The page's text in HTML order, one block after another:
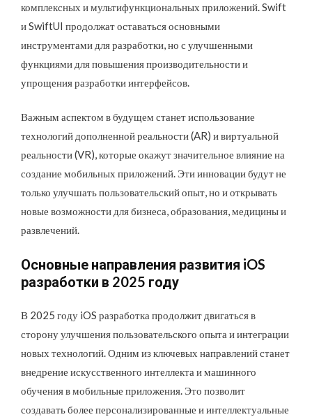
комплексных и мультифункциональных приложений. Swift
и SwiftUI продолжат оставаться основными
инструментами для разработки, но с улучшенными
функциями для повышения производительности и
упрощения разработки интерфейсов.
Важным аспектом в будущем станет использование
технологий дополненной реальности (AR) и виртуальной
реальности (VR), которые окажут значительное влияние на
создание мобильных приложений. Эти инновации будут не
только улучшать пользовательский опыт, но и открывать
новые возможности для бизнеса, образования, медицины и
развлечений.
Основные направления развития iOS
разработки в 2025 году
В 2025 году iOS разработка продолжит двигаться в
сторону улучшения пользовательского опыта и интеграции
новых технологий. Одним из ключевых направлений станет
внедрение искусственного интеллекта и машинного
обучения в мобильные приложения. Это позволит
создавать более персонализированные и интеллектуальные